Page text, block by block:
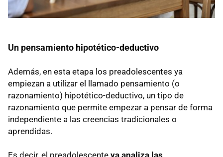
Un pensamiento hipotético-deductivo
Además, en esta etapa los preadolescentes ya
empiezan a utilizar el llamado pensamiento (o
razonamiento) hipotético-deductivo, un tipo de
razonamiento que permite empezar a pensar de forma
independiente a las creencias tradicionales o
aprendidas.
Es decir, el preadolescente ya analiza las